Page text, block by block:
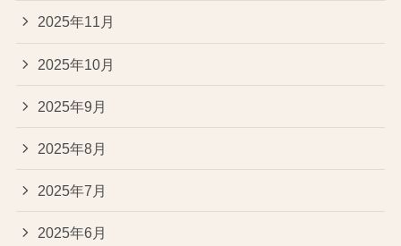
2025年11月
2025年10月
2025年9月
2025年8月
2025年7月
2025年6月